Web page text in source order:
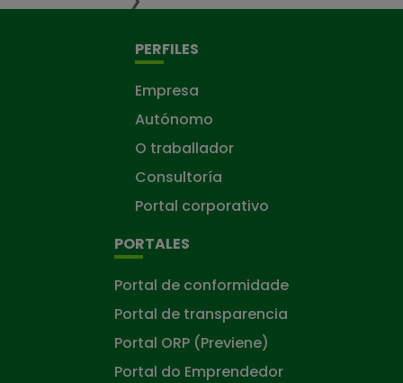
PERFILES
Empresa
Autónomo
O traballador
Consultoría
Portal corporativo
PORTALES
Portal de conformidade
Portal de transparencia
Portal ORP (Previene)
Portal do Emprendedor